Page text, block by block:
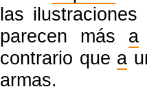
las
parecen más a
contrario que a
armas.